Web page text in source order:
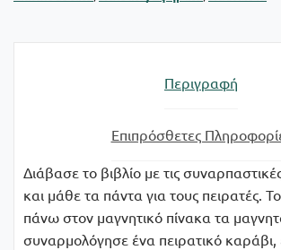
Περιγραφή
Επιπρόσθετες
Διάβασε το βιβλίο με τις
και μάθε τα πάντα για τους πειρατές.
πάνω στον μαγνητικό πίνακα τα
συναρμολόγησε ένα πειρατικό καράβι,